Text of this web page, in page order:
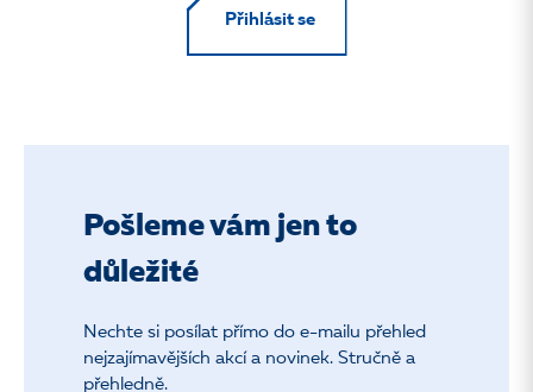
Přihlásit se
Pošleme vám jen to
důležité
Nechte si posílat přímo do e-mailu přehled
nejzajímavějších akcí a novinek. Stručně a
přehledně.